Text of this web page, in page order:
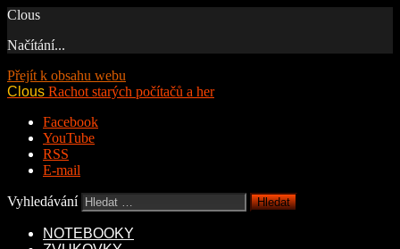
Clous
Načítání...
Přejít k obsahu webu
Clous Rachot starých počítačů a her
Facebook
YouTube
RSS
E-mail
Vyhledávání
NOTEBOOKY